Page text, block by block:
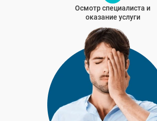
Осмотр специалиста и
оказание услуги